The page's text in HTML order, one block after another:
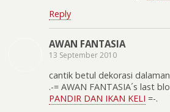
Reply
AWAN FANTASIA
13 September 2010
cantik betul dekorasi
.-= AWAN FANTASIA´s last
PANDIR DAN IKAN KELI =-.